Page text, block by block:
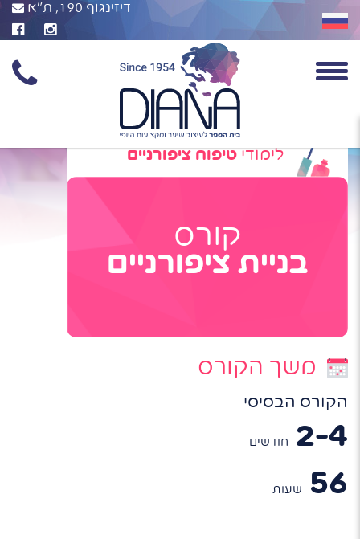
דיזינגוף 190, ת"א
לימודי טיפוח ציפורניים
קורס
בניית ציפורניים
משך הקורס
הקורס הבסיסי
2-4 חודשים
56 שעות